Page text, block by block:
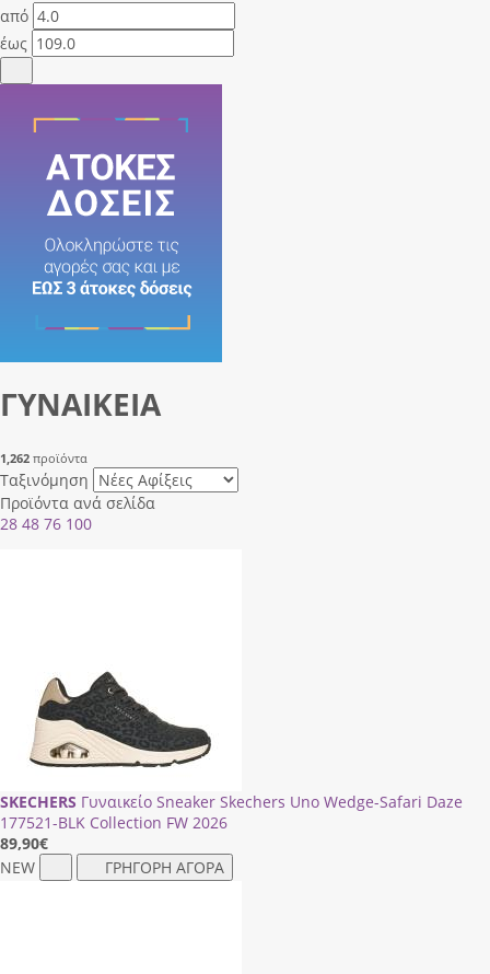
από
έως
ΓΥΝΑΙΚΕΙΑ
1,262 προϊόντα
Ταξινόμηση
Προϊόντα ανά σελίδα
28 48 76 100
SKECHERS Γυναικείο Sneaker Skechers Uno Wedge-Safari Daze
177521-ΒLΚ Collection FW 2026
89,90€
NEW
ΓΡΗΓΟΡΗ ΑΓΟΡΑ